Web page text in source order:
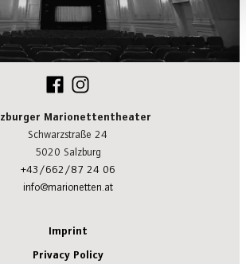
Marionettentheater
Schwarzstraße 24
5020 Salzburg
+43/662/87 24 06
info@marionetten.at
Imprint
Privacy Policy